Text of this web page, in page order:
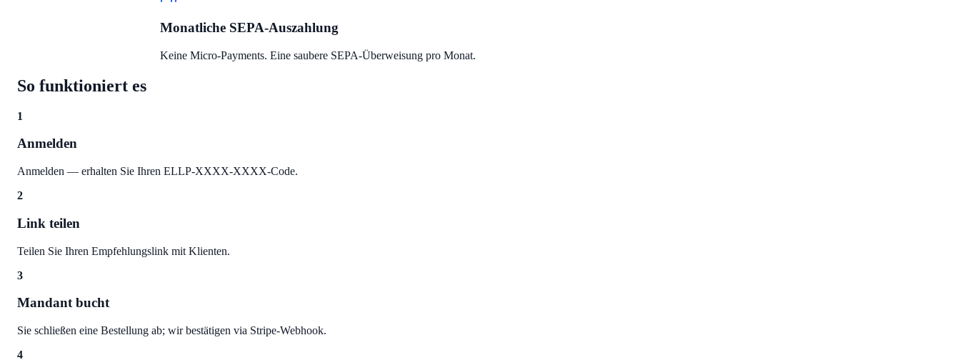
Monatliche SEPA-Auszahlung
Keine Micro-Payments. Eine saubere SEPA-Überweisung pro Monat.
So funktioniert es
1
Anmelden
Anmelden — erhalten Sie Ihren ELLP-XXXX-XXXX-Code.
2
Link teilen
Teilen Sie Ihren Empfehlungslink mit Klienten.
3
Mandant bucht
Sie schließen eine Bestellung ab; wir bestätigen via Stripe-Webhook.
4